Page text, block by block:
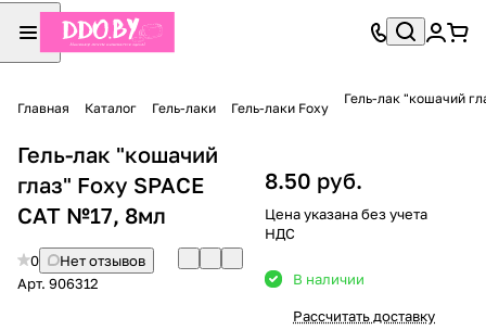
Главная Каталог Гель-лаки Гель-лаки Foxy
Гель-лак "кошачий
Гель-лак "кошачий
глаз" Foxy SPACE
CAT №17, 8мл
0
Нет отзывов
Арт. 906312
8.50 руб.
Цена указана без учета
НДС
В наличии
Рассчитать доставку